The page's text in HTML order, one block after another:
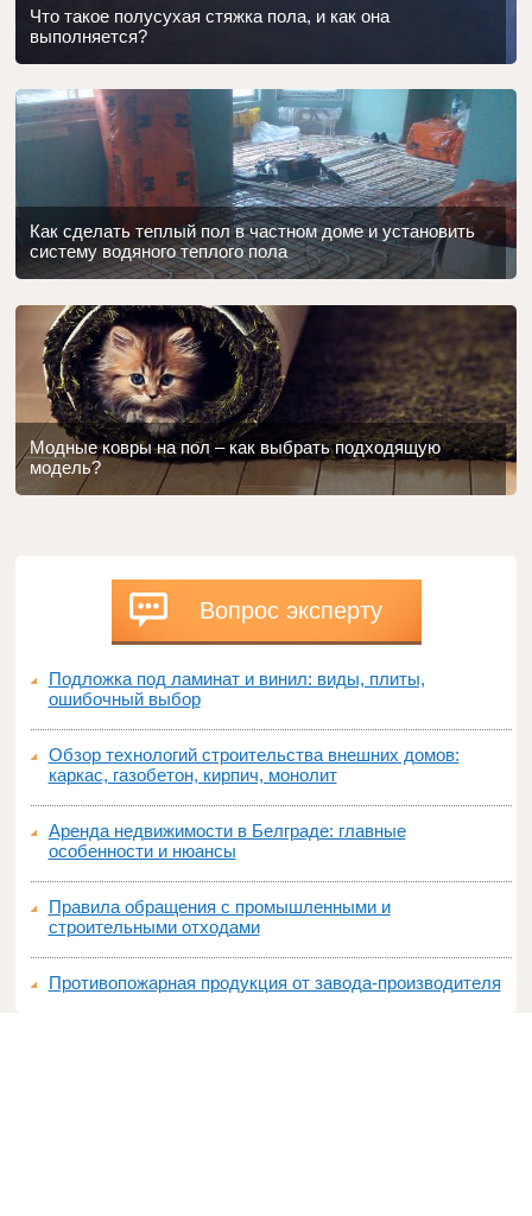
Что такое полусухая стяжка пола, и как она
выполняется?
Как сделать теплый пол в частном доме и установить
систему водяного теплого пола
Модные ковры на пол – как выбрать подходящую
модель?
Вопрос эксперту
Подложка под ламинат и винил: виды, плиты,
ошибочный выбор
Обзор технологий строительства внешних домов:
каркас, газобетон, кирпич, монолит
Аренда недвижимости в Белграде: главные
особенности и нюансы
Правила обращения с промышленными и
строительными отходами
Противопожарная продукция от завода-производителя